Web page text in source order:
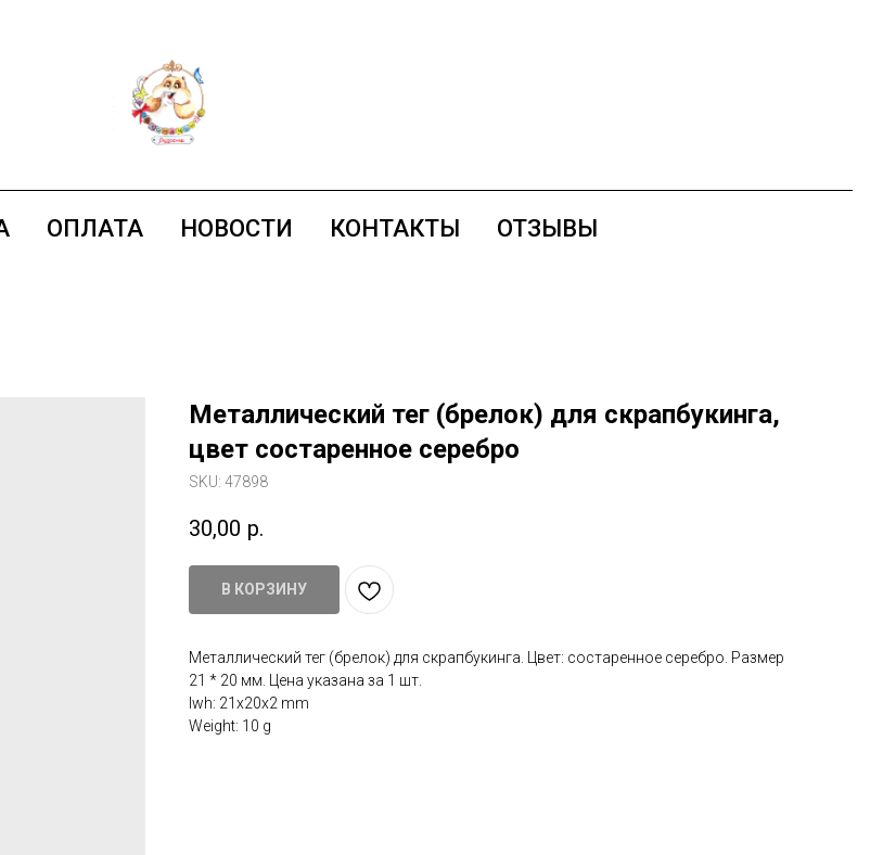
ОПЛАТА НОВОСТИ КОНТАКТЫ ОТЗЫВЫ
Металлический тег (брелок) для скрапбукинга,
цвет состаренное серебро
SKU: 47898
30,00 р.
В КОРЗИНУ
Металлический тег (брелок) для скрапбукинга. Цвет: состаренное серебро. Размер
21 * 20 мм. Цена указана за 1 шт.
lwh: 21x20x2 mm
Weight: 10 g